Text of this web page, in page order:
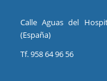
Calle Aguas del
(España)
Tf. 958 64 96 56